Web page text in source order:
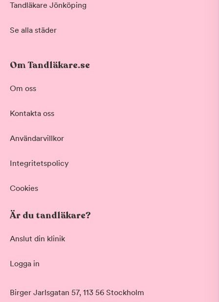
Tandläkare Jönköping
Se alla städer
Om Tandläkare.se
Om oss
Kontakta oss
Användarvillkor
Integritetspolicy
Cookies
Är du tandläkare?
Anslut din klinik
Logga in
Birger Jarlsgatan 57, 113 56 Stockholm